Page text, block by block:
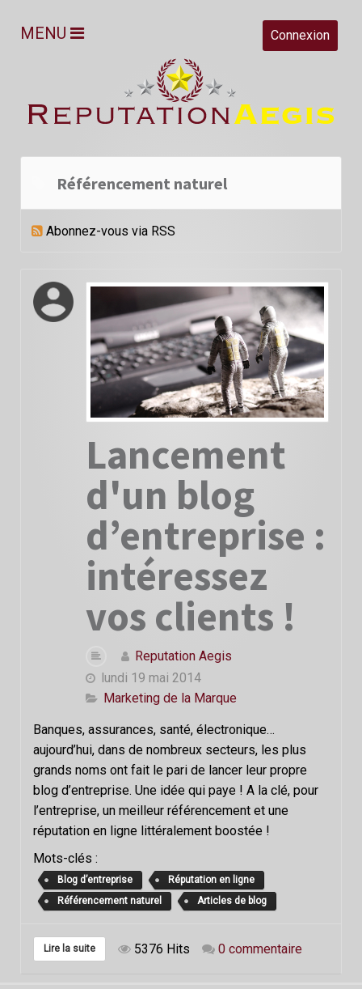
Connexion
MENU
Référencement naturel
Abonnez-vous via RSS
Lancement
d'un blog
d’entreprise :
intéressez
vos clients !
Reputation Aegis
lundi 19 mai 2014
Marketing de la Marque
Banques, assurances, santé, électronique…
aujourd’hui, dans de nombreux secteurs, les plus
grands noms ont fait le pari de lancer leur propre
blog d’entreprise. Une idée qui paye ! A la clé, pour
l’entreprise, un meilleur référencement et une
réputation en ligne littéralement boostée !
Mots-clés :
Blog d’entreprise
Réputation en ligne
Référencement naturel
Articles de blog
Lire la suite 5376 Hits 0 commentaire